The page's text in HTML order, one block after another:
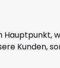
Kunden,